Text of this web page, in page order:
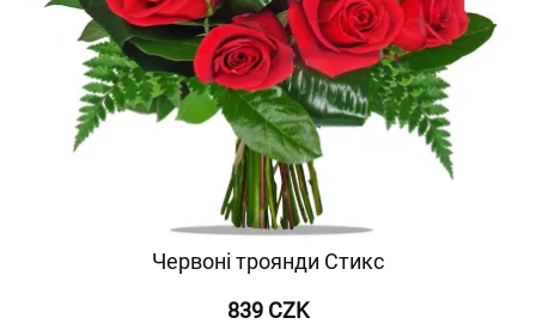
Червоні троянди Стикс
839 CZK